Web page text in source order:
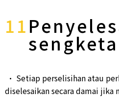
11
sengketa
• Setiap perselisihan atau
diselesaikan secara damai